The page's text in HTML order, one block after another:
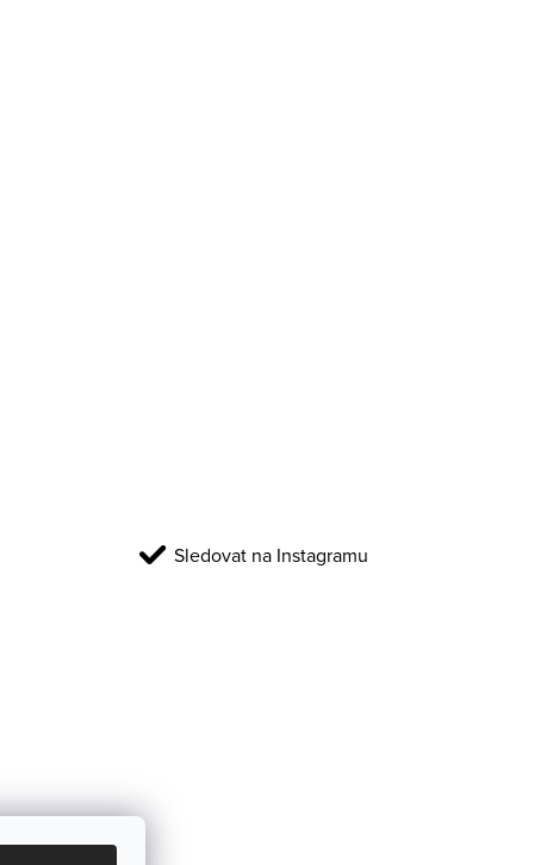
Sledovat na Instagramu